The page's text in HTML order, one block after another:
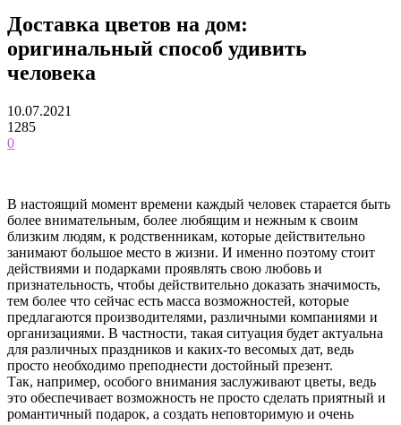
Доставка цветов на дом:
оригинальный способ удивить
человека
10.07.2021
1285
0
В настоящий момент времени каждый человек старается быть
более внимательным, более любящим и нежным к своим
близким людям, к родственникам, которые действительно
занимают большое место в жизни. И именно поэтому стоит
действиями и подарками проявлять свою любовь и
признательность, чтобы действительно доказать значимость,
тем более что сейчас есть масса возможностей, которые
предлагаются производителями, различными компаниями и
организациями. В частности, такая ситуация будет актуальна
для различных праздников и каких-то весомых дат, ведь
просто необходимо преподнести достойный презент.
Так, например, особого внимания заслуживают цветы, ведь
это обеспечивает возможность не просто сделать приятный и
романтичный подарок, а создать неповторимую и очень